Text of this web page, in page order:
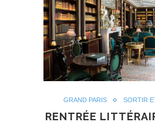
GRAND PARIS SORTIR
RENTRÉE